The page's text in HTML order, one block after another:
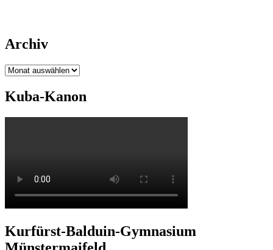
Archiv
Archiv
Kuba-Kanon
Kurfürst-Balduin-Gymnasium